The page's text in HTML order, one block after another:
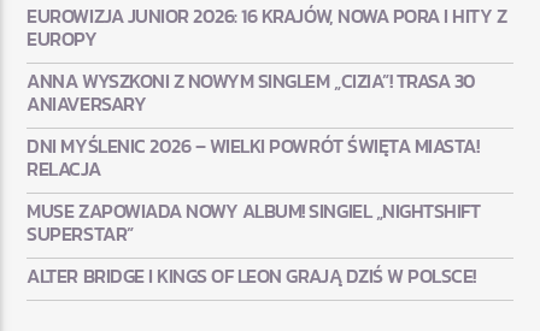
EUROWIZJA JUNIOR 2026: 16 KRAJÓW, NOWA PORA I HITY Z
EUROPY
ANNA WYSZKONI Z NOWYM SINGLEM „CIZIA”! TRASA 30
ANIAVERSARY
DNI MYŚLENIC 2026 – WIELKI POWRÓT ŚWIĘTA MIASTA!
RELACJA
MUSE ZAPOWIADA NOWY ALBUM! SINGIEL „NIGHTSHIFT
SUPERSTAR”
ALTER BRIDGE I KINGS OF LEON GRAJĄ DZIŚ W POLSCE!